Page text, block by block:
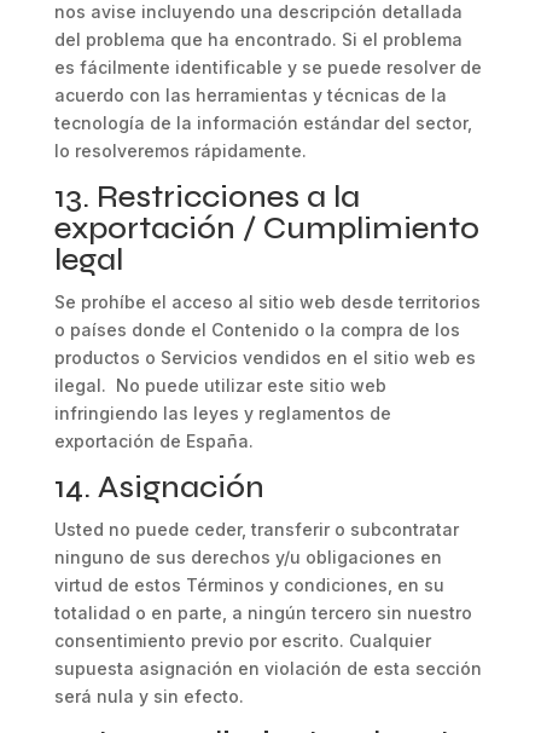
nos avise incluyendo una descripción detallada
del problema que ha encontrado. Si el problema
es fácilmente identificable y se puede resolver de
acuerdo con las herramientas y técnicas de la
tecnología de la información estándar del sector,
lo resolveremos rápidamente.
13. Restricciones a la
exportación / Cumplimiento
legal
Se prohíbe el acceso al sitio web desde territorios
o países donde el Contenido o la compra de los
productos o Servicios vendidos en el sitio web es
ilegal. No puede utilizar este sitio web
infringiendo las leyes y reglamentos de
exportación de España.
14. Asignación
Usted no puede ceder, transferir o subcontratar
ninguno de sus derechos y/u obligaciones en
virtud de estos Términos y condiciones, en su
totalidad o en parte, a ningún tercero sin nuestro
consentimiento previo por escrito. Cualquier
supuesta asignación en violación de esta sección
será nula y sin efecto.